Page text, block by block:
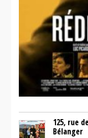
125, rue
Bélanger